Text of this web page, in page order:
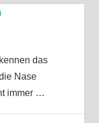
das
Nase
immer …